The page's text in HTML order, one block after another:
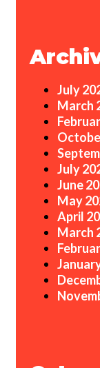
July
March
July
June
May
April
March